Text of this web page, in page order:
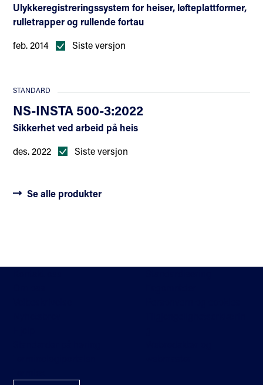
Ulykkeregistreringssystem for heiser, løfteplattformer,
rulletrapper og rullende fortau
feb. 2014
Siste versjon
STANDARD
NS-INSTA 500-3:2022
Sikkerhet ved arbeid på heis
des. 2022
Siste versjon
Se alle produkter